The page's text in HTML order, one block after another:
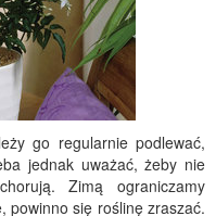
go regularnie podlewać,
jednak uważać, żeby nie
Zimą ograniczamy
powinno się roślinę zraszać.